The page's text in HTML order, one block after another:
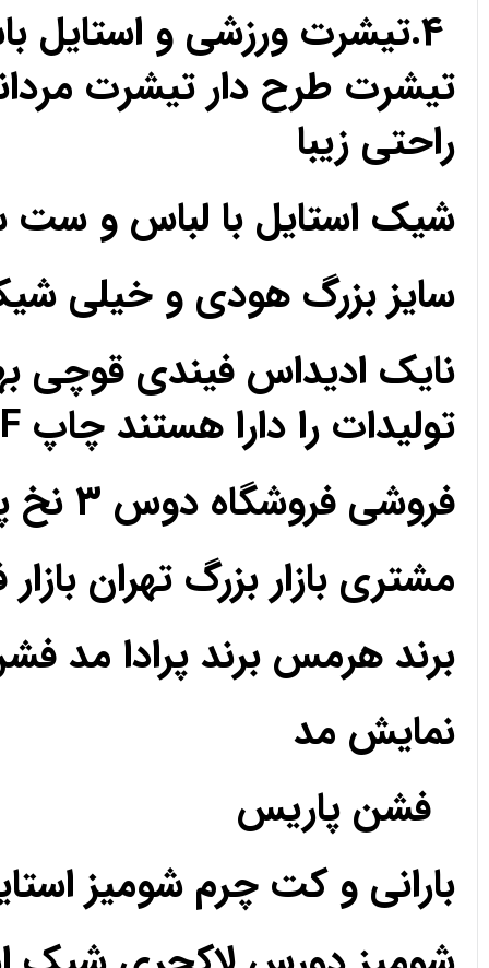
4.تیشرت ورزشی و
تیشرت طرح دار تیشرت
راحتی زیبا
شیک استایل با لباس و
سایز بزرگ هودی و خیلی
نایک ادیداس فیندی قوچی
تولیدات را دارا هستند چاپ DTF مزون تک فروشی عمده
فروشی فروشگاه دوس 3 نخ پارچه حریر کریپ ساتن اعتماد رضایت رضایت
مشتری بازار بزرگ تهران
برند هرمس برند پرادا مد
نمایش مد
فشن پاریس
بارانی و کت چرم شومیز